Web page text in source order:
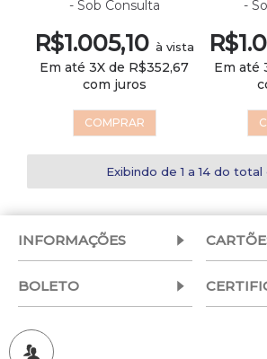
- Sob Consulta
R$1.005,10 à vista
Em até 3X de R$352,67
com juros
COMPRAR
-
Em até
Exibindo de 1 a 14 do total
INFORMAÇÕES
BOLETO